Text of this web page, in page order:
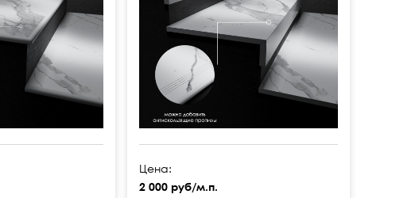
Цена:
2 000 руб/м.п.